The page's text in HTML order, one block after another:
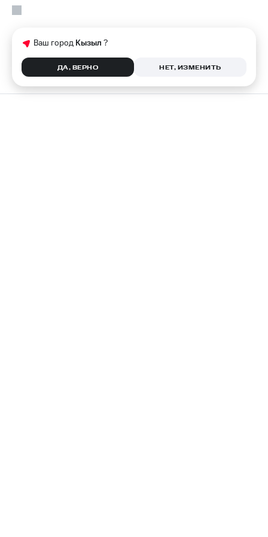
Ваш город Кызыл ?
ДА, ВЕРНО НЕТ, ИЗМЕНИТЬ